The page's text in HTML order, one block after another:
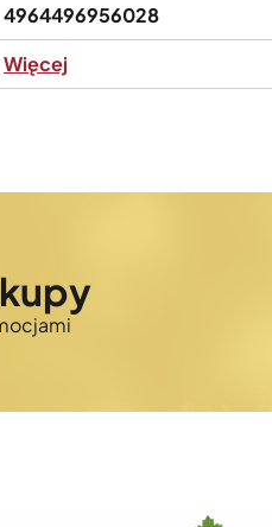
4964496956028
Więcej